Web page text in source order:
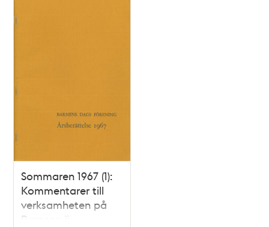
Sommaren 1967 (1):
Kommentarer till
verksamheten på
Barnens ö